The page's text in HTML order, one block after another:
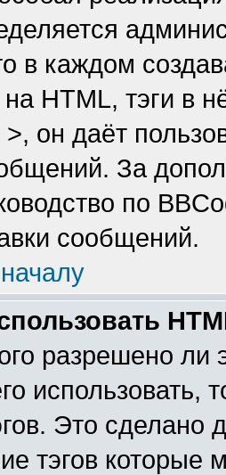
в каждом
HTML, тэги в
он даёт
За
по
сообщений.
разрешено
использовать,
Это сделано
тэгов